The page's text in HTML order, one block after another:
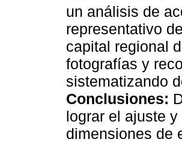
un análisis de
representativo
capital regional
fotografías y
sistematizando
Conclusiones:
lograr el ajuste
dimensiones de